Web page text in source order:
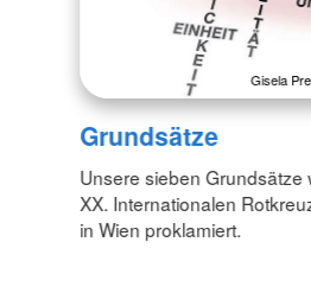
Gisela
Grundsätze
Unsere sieben Grundsätze
XX. Internationalen
in Wien proklamiert.